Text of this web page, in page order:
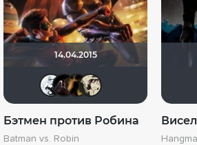
14.04.2015
Бэтмен против Робина
Batman vs. Robin